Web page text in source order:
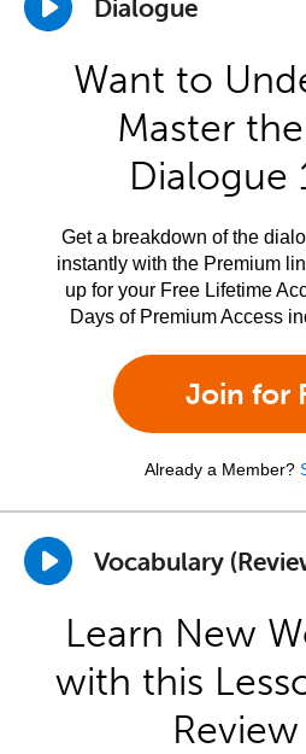
Dialogue
Want to
Master
Dialogue
Get a breakdown of the
instantly with the Premium
up for your Free Lifetime
Days of Premium Access
Join for
Already a Member?
Vocabulary
Learn New
with this